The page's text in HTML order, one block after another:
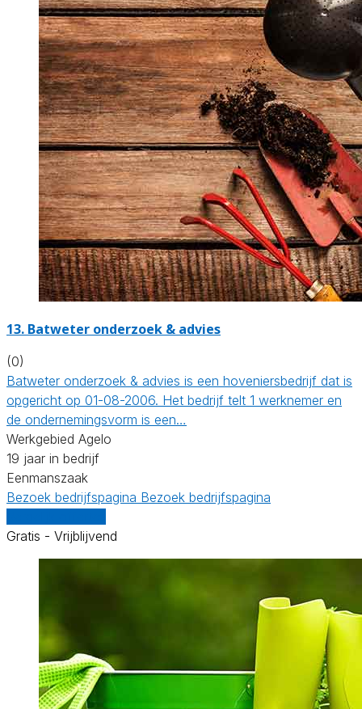
13. Batweter onderzoek & advies
(0)
Batweter onderzoek & advies is een hoveniersbedrijf dat is
opgericht op 01-08-2006. Het bedrijf telt 1 werknemer en
de ondernemingsvorm is een…
Werkgebied Agelo
19 jaar in bedrijf
Eenmanszaak
Bezoek bedrijfspagina Bezoek bedrijfspagina
Gratis - Vrijblijvend